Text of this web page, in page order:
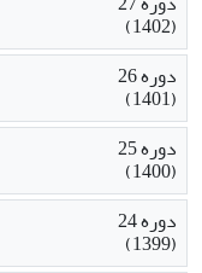
(1402)
دوره 26
(1401)
دوره 25
(1400)
دوره 24
(1399)